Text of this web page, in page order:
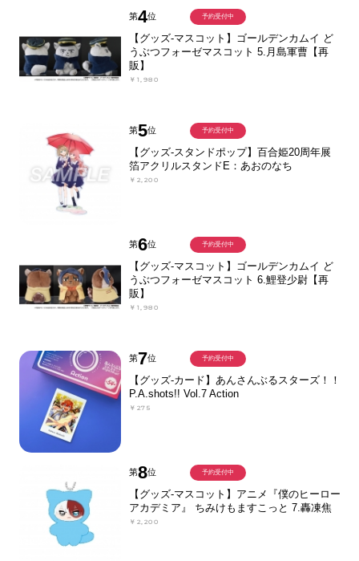
第4位
【グッズ-マスコット】ゴールデンカムイ ど
うぶつフォーゼマスコット 5.月島軍曹【再
販】
￥1,980
予約受付中
第5位
【グッズ-スタンドポップ】百合姫20周年展
箔アクリルスタンドE：あおのなち
￥2,200
予約受付中
第6位
【グッズ-マスコット】ゴールデンカムイ ど
うぶつフォーゼマスコット 6.鯉登少尉【再
販】
￥1,980
予約受付中
第7位
【グッズ-カード】あんさんぶるスターズ！！
P.A.shots!! Vol.7 Action
￥275
予約受付中
第8位
【グッズ-マスコット】アニメ『僕のヒーロー
アカデミア』 ちみけもますこっと 7.轟凍焦
￥2,200
予約受付中